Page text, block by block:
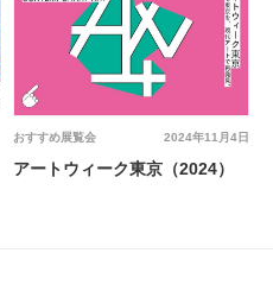
2024年11月4日
おすすめ展覧会
アートウィーク東京（2024）